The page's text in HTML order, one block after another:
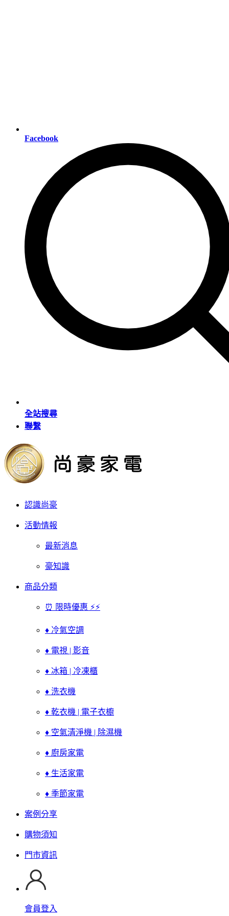
Facebook
全站搜尋
聯繫
認識尚豪
活動情報
最新消息
豪知識
商品分類
⏰ 限時優惠 ⚡⚡
♦ 冷氣空調
♦ 電視 | 影音
♦ 冰箱 | 冷凍櫃
♦ 洗衣機
♦ 乾衣機 | 電子衣櫥
♦ 空氣清淨機 | 除濕機
♦ 廚房家電
♦ 生活家電
♦ 季節家電
案例分享
購物須知
門市資訊
會員登入